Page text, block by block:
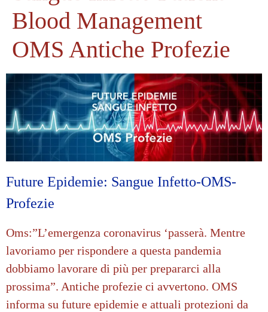
Blood Management
OMS Antiche Profezie
Future Epidemie: Sangue Infetto-OMS-
Profezie
Oms:”L’emergenza coronavirus ‘passerà. Mentre
lavoriamo per rispondere a questa pandemia
dobbiamo lavorare di più per prepararci alla
prossima”. Antiche profezie ci avvertono. OMS
informa su future epidemie e attuali protezioni da